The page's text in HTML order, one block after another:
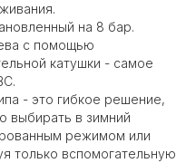
на 8 бар.
с помощью
катушки - самое
- это гибкое решение,
выбирать в зимний
режимом или
только вспомогательную